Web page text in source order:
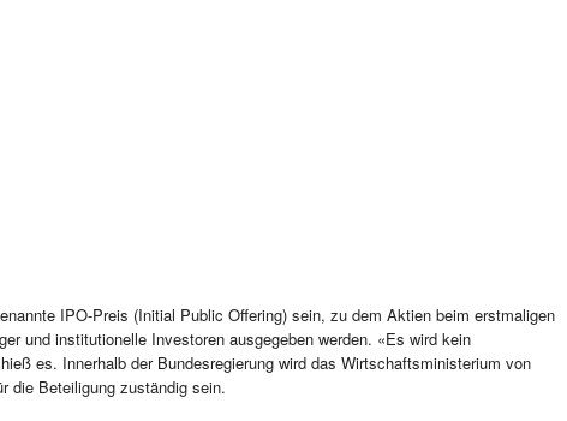
IPO-Preis (Initial Public Offering) sein, zu dem Aktien beim erstmaligen
und institutionelle Investoren ausgegeben werden. «Es wird kein
es. Innerhalb der Bundesregierung wird das Wirtschaftsministerium von
die Beteiligung zuständig sein.